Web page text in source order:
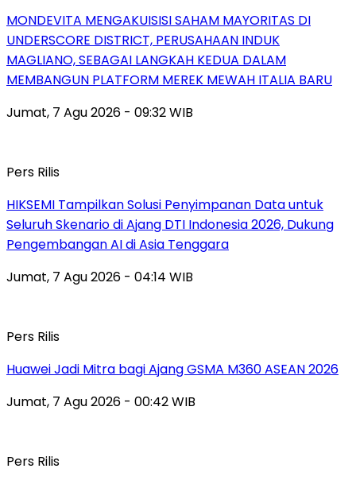
MONDEVITA MENGAKUISISI SAHAM MAYORITAS DI
UNDERSCORE DISTRICT, PERUSAHAAN INDUK
MAGLIANO, SEBAGAI LANGKAH KEDUA DALAM
MEMBANGUN PLATFORM MEREK MEWAH ITALIA BARU
Jumat, 7 Agu 2026 - 09:32 WIB
Pers Rilis
HIKSEMI Tampilkan Solusi Penyimpanan Data untuk
Seluruh Skenario di Ajang DTI Indonesia 2026, Dukung
Pengembangan AI di Asia Tenggara
Jumat, 7 Agu 2026 - 04:14 WIB
Pers Rilis
Huawei Jadi Mitra bagi Ajang GSMA M360 ASEAN 2026
Jumat, 7 Agu 2026 - 00:42 WIB
Pers Rilis